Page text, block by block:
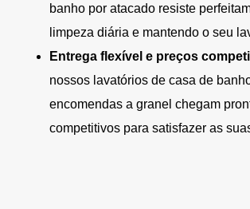
banho por atacado resiste
limpeza diária e mantendo o seu
Entrega flexível e preços
nossos lavatórios de casa de
encomendas a granel chegam
competitivos para satisfazer as